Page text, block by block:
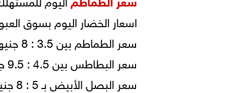
اسعار الخضار اليوم بسوق
سعر الطماطم بين 3.5 : 8 جنيهات للكيلو (شوال).
سعر البطاطس بين 4.5 : 9.5 جنيه للكيلو (شوال).
سعر البصل الأبيض بـ 5 : 8 جنيهات للكيلو ( شوال).